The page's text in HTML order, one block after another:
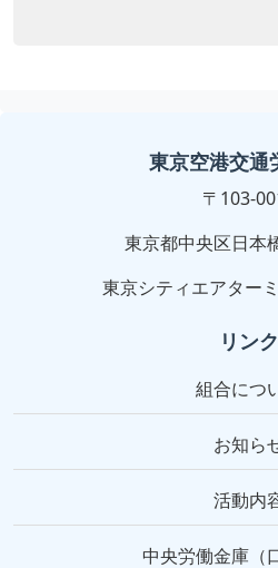
東京空港交通
〒103-
東京都中央区日本
東京シティエアター
リンク
組合につ
お知ら
活動内
中央労働金庫（